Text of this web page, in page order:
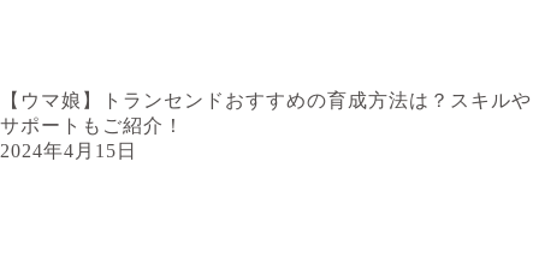
【ウマ娘】トランセンドおすすめの育成方法は？スキルや
サポートもご紹介！
2024年4月15日